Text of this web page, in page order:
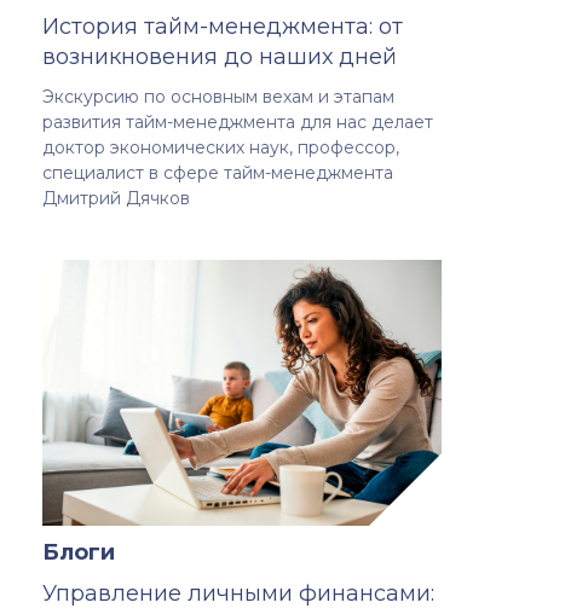
История тайм-менеджмента: от
возникновения до наших дней
Экскурсию по основным вехам и этапам
развития тайм-менеджмента для нас делает
доктор экономических наук, профессор,
специалист в сфере тайм-менеджмента
Дмитрий Дячков
Блоги
Управление личными финансами: